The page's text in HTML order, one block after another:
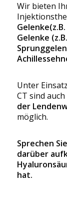
Wir bieten
Gelenke
Unter
CT sind
der
möglich.
Sprechen
darüber
hat.